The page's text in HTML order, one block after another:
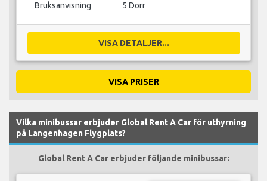
Bruksanvisning 5 Dörr
VISA DETALJER...
VISA PRISER
Vilka minibussar erbjuder Global Rent A Car för uthyrning
på Langenhagen Flygplats?
Global Rent A Car erbjuder följande minibussar: